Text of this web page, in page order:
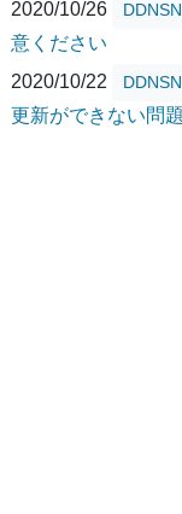
2020/10/26
意ください
2020/10/22
更新ができない問